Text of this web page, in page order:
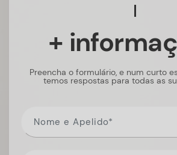
+
Preencha o formulário, e num curto
temos respostas para todas as